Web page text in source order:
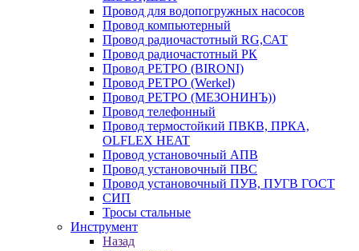
Провод для водопогружных насосов
Провод компьютерный
Провод радиочастотный RG,САТ
Провод радиочастотный РК
Провод РЕТРО (BIRONI)
Провод РЕТРО (Werkel)
Провод РЕТРО (МЕЗОНИНЪ))
Провод телефонный
Провод термостойкий ПВКВ, ПРКА,
OLFLEX HEAT
Провод установочный АПВ
Провод установочный ПВС
Провод установочный ПУВ, ПУГВ ГОСТ
СИП
Тросы стальные
Инструмент
Назад